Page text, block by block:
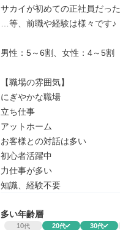
サカイが初めての正社員だった
…等、前職や経験は様々です♪
男性：5～6割、女性：4～5割
【職場の雰囲気】
にぎやかな職場
立ち仕事
アットホーム
お客様との対話は多い
初心者活躍中
力仕事が多い
知識、経験不要
多い年齢層
10代 20代 30代